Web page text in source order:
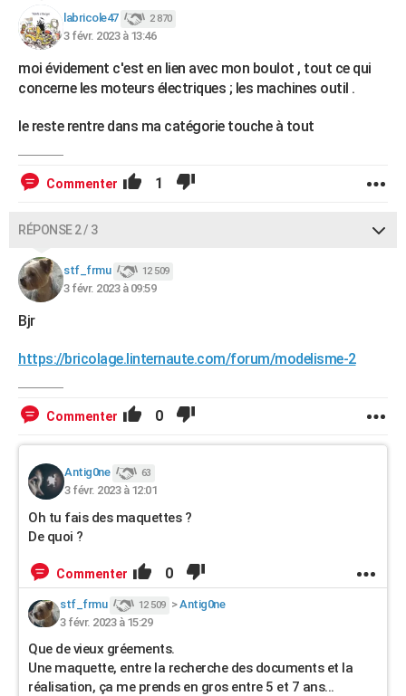
labricole47 2 870
3 févr. 2023 à 13:46
moi évidement c'est en lien avec mon boulot , tout ce qui
concerne les moteurs électriques ; les machines outil .
le reste rentre dans ma catégorie touche à tout
Commenter 1
RÉPONSE 2 / 3
stf_frmu 12 509
3 févr. 2023 à 09:59
Bjr
https://bricolage.linternaute.com/forum/modelisme-2
Commenter 0
Antig0ne 63
3 févr. 2023 à 12:01
Oh tu fais des maquettes ?
De quoi ?
Commenter 0
stf_frmu 12 509 >Antig0ne
3 févr. 2023 à 15:29
Que de vieux gréements.
Une maquette, entre la recherche des documents et la
réalisation, ça me prends en gros entre 5 et 7 ans...